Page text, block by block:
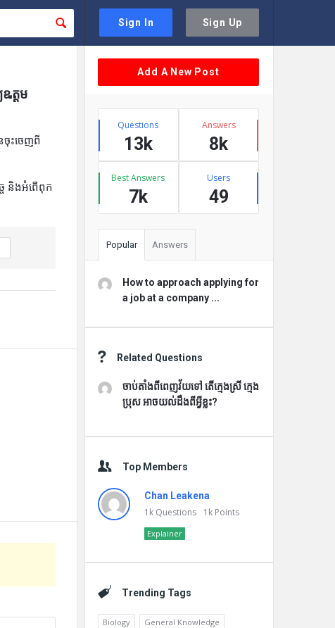
Sign In Sign Up
ត្តម
ចុះចេញពី
ច និងអំពើពុក
Sidebar
Add A New Post
Stats
Questions
13k
Answers
8k
Best Answers
7k
Users
49
Popular Answers
How to approach applying for
a job at a company ...
Related Questions
ចាប់តាំងពីពេញវ័យទៅ តើក្មេងស្រី ក្មេង
ប្រុស អាចយល់ដឹងពីអ្វីខ្លះ?
Top Members
Chan Leakena
1k Questions 1k Points
Explainer
Trending Tags
Biology
General Knowledge